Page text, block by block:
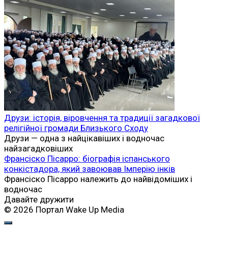
Друзи: історія, віровчення та традиції загадкової
релігійної громади Близького Сходу
Друзи — одна з найцікавіших і водночас
найзагадковіших
Франсіско Пісарро: біографія іспанського
конкістадора, який завоював Імперію інків
Франсіско Пісарро належить до найвідоміших і
водночас
Давайте дружити
© 2026 Портал Wake Up Media